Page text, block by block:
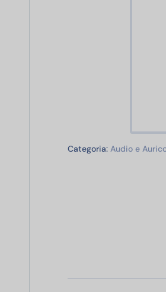
Categoria: Audio e